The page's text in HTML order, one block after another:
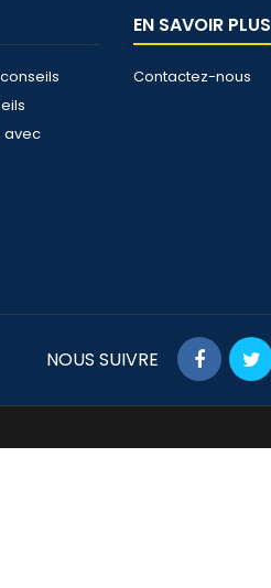
avec
EN SAVOIR PLUS
Contactez-nous
NOUS SUIVRE